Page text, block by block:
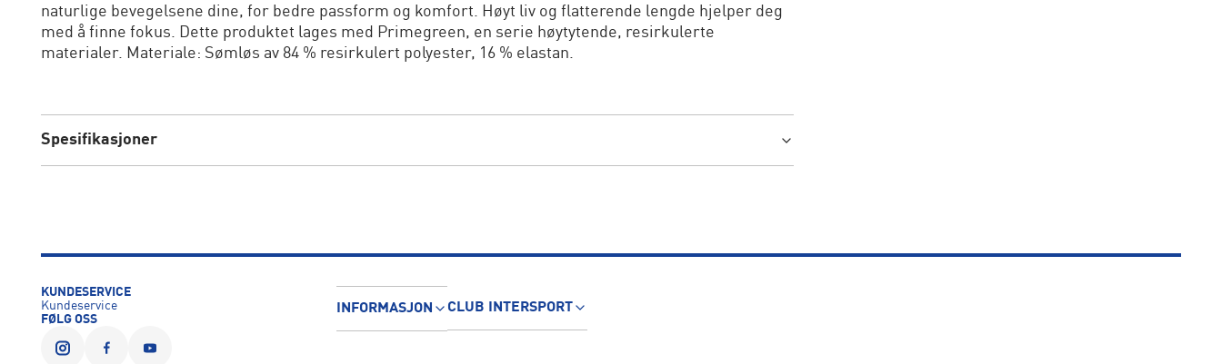
naturlige bevegelsene dine, for bedre passform og komfort. Høyt liv og flatterende lengde hjelper deg
med å finne fokus. Dette produktet lages med Primegreen, en serie høytytende, resirkulerte
materialer. Materiale: Sømløs av 84 % resirkulert polyester, 16 % elastan.
Spesifikasjoner
KUNDESERVICE
Kundeservice
FØLG OSS
INFORMASJON CLUB INTERSPORT